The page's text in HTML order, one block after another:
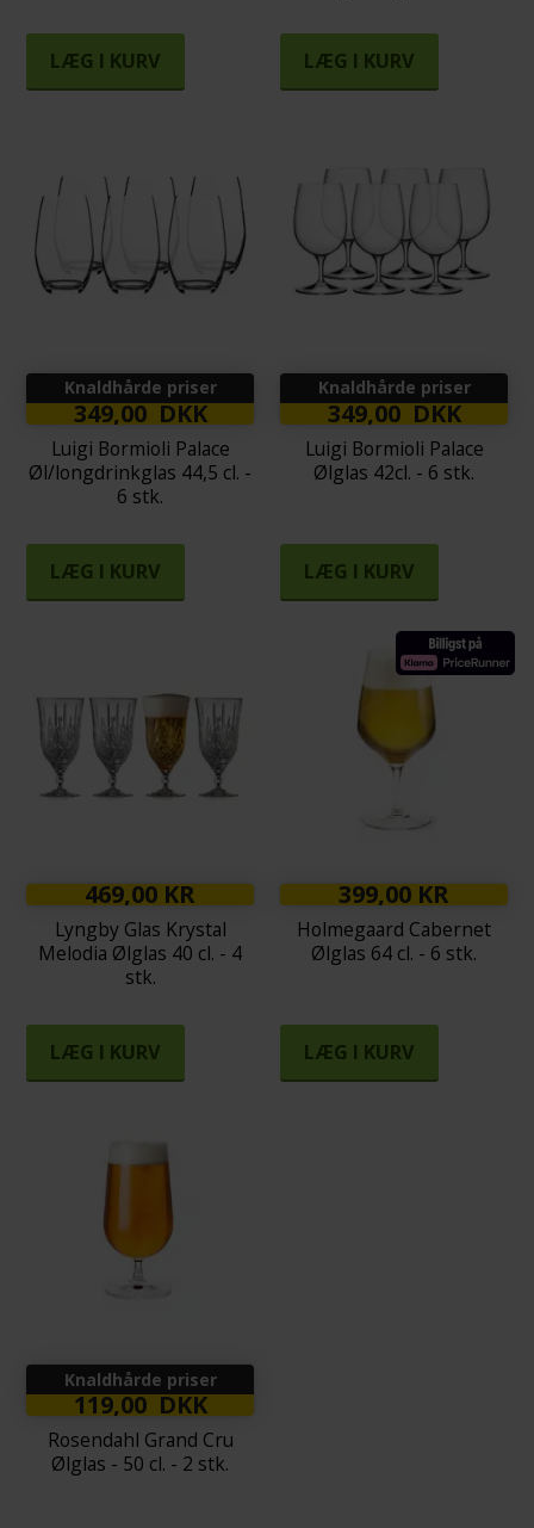
LÆG I KURV
LÆG I KURV
Knaldhårde priser
349,00 DKK
Luigi Bormioli Palace
Øl/longdrinkglas 44,5 cl. -
6 stk.
LÆG I KURV
Knaldhårde priser
349,00 DKK
Luigi Bormioli Palace
Ølglas 42cl. - 6 stk.
LÆG I KURV
469,00 KR
Lyngby Glas Krystal
Melodia Ølglas 40 cl. - 4
stk.
LÆG I KURV
399,00 KR
Holmegaard Cabernet
Ølglas 64 cl. - 6 stk.
LÆG I KURV
Knaldhårde priser
119,00 DKK
Rosendahl Grand Cru
Ølglas - 50 cl. - 2 stk.